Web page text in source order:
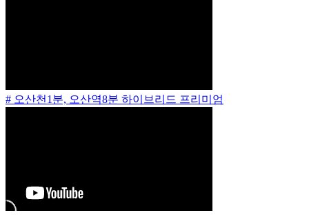
# 오산천1분, 오산역8분 하이브리드 프리미엄